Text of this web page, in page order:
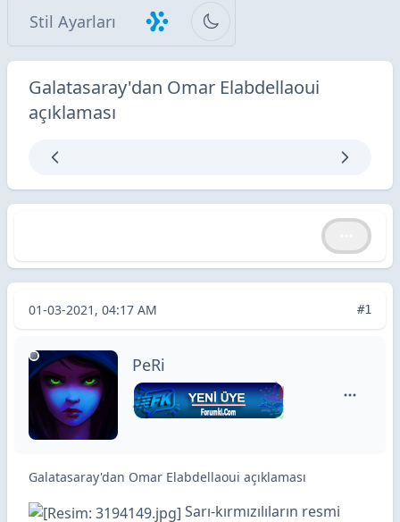
Stil Ayarları
Galatasaray'dan Omar Elabdellaoui
açıklaması
Galatasaray'dan Omar Elabdellaoui açıklaması
01-03-2021, 04:17 AM #1
PeRi
Galatasaray'dan Omar Elabdellaoui açıklaması
Sarı-kırmızılıların resmi